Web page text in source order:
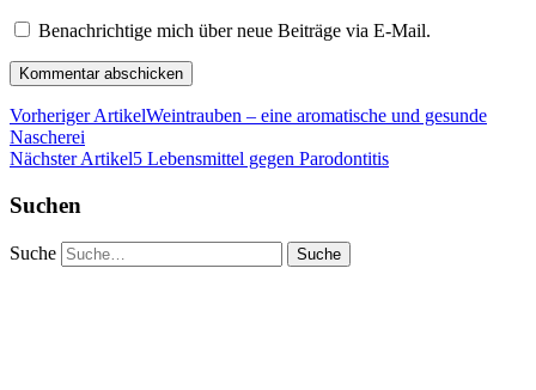
Benachrichtige mich über neue Beiträge via E-Mail.
Vorheriger ArtikelWeintrauben – eine aromatische und gesunde
Nascherei
Nächster Artikel5 Lebensmittel gegen Parodontitis
Suchen
Suche